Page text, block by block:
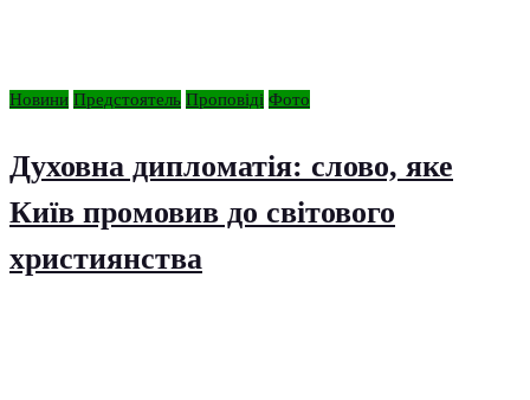
Новини Предстоятель Проповіді Фото
Духовна дипломатія: слово, яке
Київ промовив до світового
християнства